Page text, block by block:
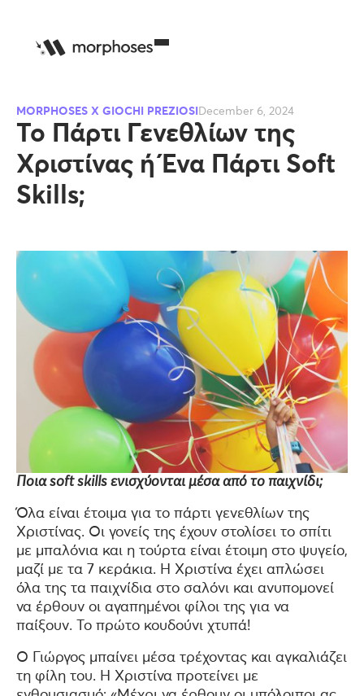
MORPHOSES X GIOCHI PREZIOSI December 6, 2024
Το Πάρτι Γενεθλίων της
Χριστίνας ή Ένα Πάρτι Soft
Skills;
Ποια soft skills ενισχύονται μέσα από το παιχνίδι;
Όλα είναι έτοιμα για το πάρτι γενεθλίων της
Χριστίνας. Οι γονείς της έχουν στολίσει το σπίτι
με μπαλόνια και η τούρτα είναι έτοιμη στο ψυγείο,
μαζί με τα 7 κεράκια. Η Χριστίνα έχει απλώσει
όλα της τα παιχνίδια στο σαλόνι και ανυπομονεί
να έρθουν οι αγαπημένοι φίλοι της για να
παίξουν. Το πρώτο κουδούνι χτυπά!
Ο Γιώργος μπαίνει μέσα τρέχοντας και αγκαλιάζει
τη φίλη του. Η Χριστίνα προτείνει με